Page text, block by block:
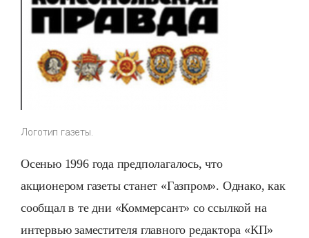
Логотип газеты.
Осенью 1996 года предполагалось, что
акционером газеты станет «Газпром». Однако, как
сообщал в те дни «Коммерсант» со ссылкой на
интервью заместителя главного редактора «КП»